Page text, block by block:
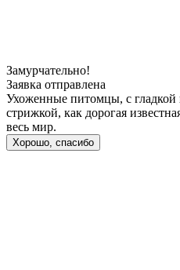
Замурчательно!
Заявка отправлена
Ухоженные питомцы, с гладкой
стрижкой, как дорогая
весь мир.
Хорошо, спасибо